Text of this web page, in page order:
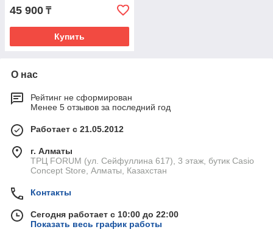
45 900 ₸
Купить
О нас
Рейтинг не сформирован
Менее 5 отзывов за последний год
Работает с 21.05.2012
г. Алматы
ТРЦ FORUM (ул. Сейфуллина 617), 3 этаж, бутик Casio
Concept Store, Алматы, Казахстан
Контакты
Сегодня работает с 10:00 до 22:00
Показать весь график работы